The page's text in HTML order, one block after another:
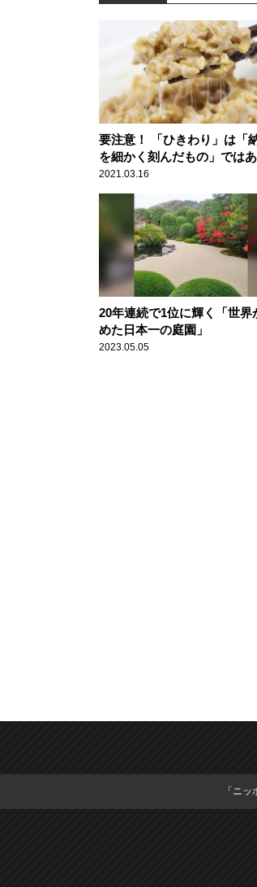
要注意！ 「ひきわり」は「
を細かく刻んだもの」では
せん
2021.03.16
20年連続で1位に輝く「世界
めた日本一の庭園」
2023.05.05
「ニ